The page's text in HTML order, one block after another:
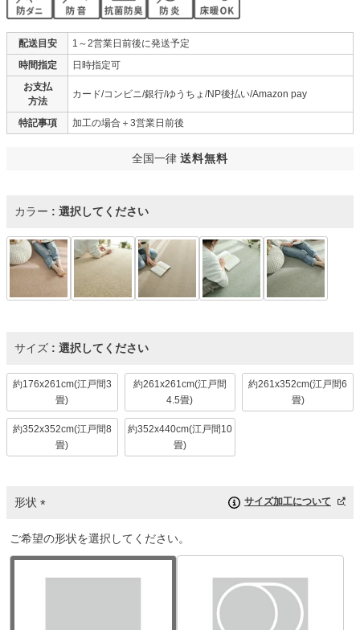
配送目安
1～2営業日前後に発送予定
時間指定
日時指定可
お支払
方法
カード/コンビニ/銀行/ゆうちょ/NP後払い/Amazon pay
特記事項 加工の場合＋3営業日前後
全国一律 送料無料
カラー 選択してください
サイズ 選択してください
約176x261cm(江戸間3
畳)
約261x261cm(江戸間
4.5畳)
約261x352cm(江戸間6
畳)
約352x352cm(江戸間8
畳)
約352x440cm(江戸間10
畳)
形状
必
須
サイズ加工について
ご希望の形状を選択してください。